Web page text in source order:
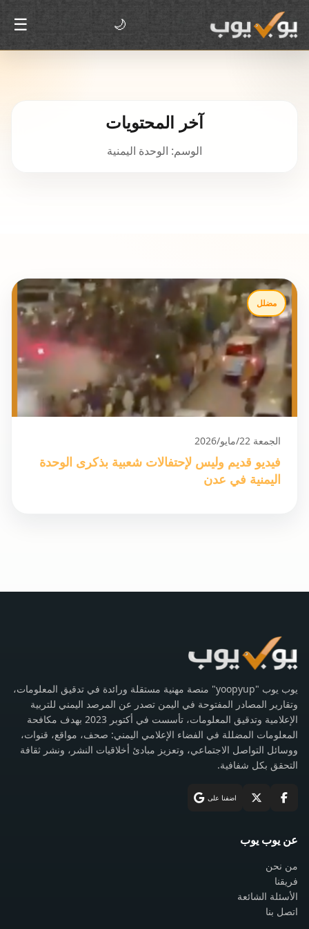
🌙
☰
آخر المحتويات
الوسم: الوحدة اليمنية
مضلل
الجمعة 22/مايو/2026
فيديو قديم وليس لإحتفالات شعبية بذكرى الوحدة
اليمنية في عدن
يوب يوب "yoopyup" منصة مهنية مستقلة ورائدة في تدقيق المعلومات،
وتقارير المصادر المفتوحة في اليمن تصدر عن المرصد اليمني للتربية
الإعلامية وتدقيق المعلومات، تأسست في أكتوبر 2023 بهدف مكافحة
المعلومات المضللة في الفضاء الإعلامي اليمني: صحف، مواقع، قنوات،
ووسائل التواصل الاجتماعي، وتعزيز مبادئ أخلاقيات النشر، ونشر ثقافة
التحقق بكل شفافية.
اضفنا على
عن يوب يوب
من نحن
فريقنا
الأسئلة الشائعة
اتصل بنا